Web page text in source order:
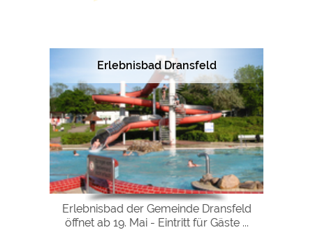
Erlebnisbad Dransfeld
Erlebnisbad der Gemeinde Dransfeld
öffnet ab 19. Mai - Eintritt für Gäste ...